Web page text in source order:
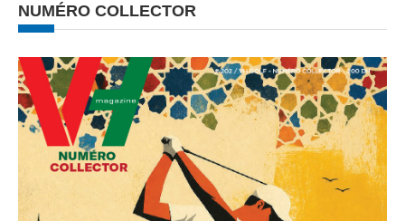
NUMÉRO COLLECTOR